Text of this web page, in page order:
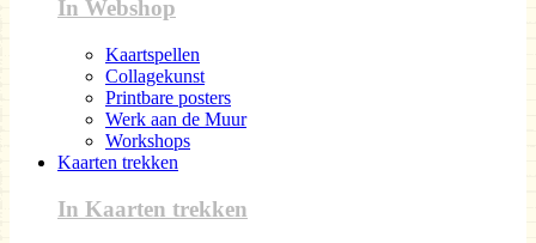
In Webshop
Kaartspellen
Collagekunst
Printbare posters
Werk aan de Muur
Workshops
Kaarten trekken
In Kaarten trekken